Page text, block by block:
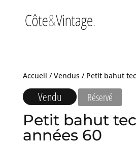
Accueil / Vendus/ Petit bahut
Vendu Réservé
Petit bahut
années 60